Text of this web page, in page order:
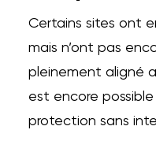
Certains sites ont
mais n’ont pas
pleinement aligné
est encore
protection sans